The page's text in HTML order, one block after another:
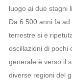
luogo ai due stagni
Da 6.500 anni fa ad
terrestre si è
oscillazioni di pochi
generale è verso il
diverse regioni del